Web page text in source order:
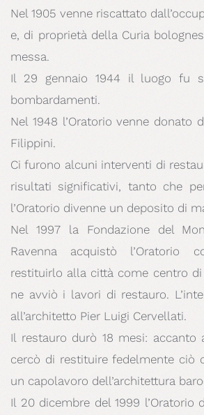
Nel 1905 venne riscattato
e, di proprietà della Curia
messa.
Il 29 gennaio 1944 il luogo fu
bombardamenti.
Nel 1948 l’Oratorio venne donato
Filippini.
Ci furono alcuni interventi di
risultati significativi, tanto che
l’Oratorio divenne un deposito di
Nel 1997 la Fondazione del
Ravenna acquistò l’Oratorio
restituirlo alla città come centro
ne avviò i lavori di restauro.
all’architetto Pier Luigi Cervellati.
Il restauro durò 18 mesi: accanto
cercò di restituire fedelmente ciò
un capolavoro dell’architettura
Il 20 dicembre del 1999 l’Oratorio